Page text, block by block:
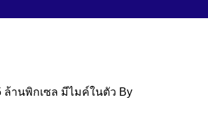
ล้านพิกเซล มีไมค์ในตัว By